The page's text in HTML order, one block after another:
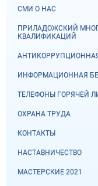
СМИ О НАС
ПРИЛАДОЖСКИЙ
КВАЛИФИКАЦИЙ
ИНФОРМАЦИОННАЯ
ТЕЛЕФОНЫ ГОРЯЧЕЙ
ОХРАНА ТРУДА
КОНТАКТЫ
НАСТАВНИЧЕСТВО
МАСТЕРСКИЕ 2021